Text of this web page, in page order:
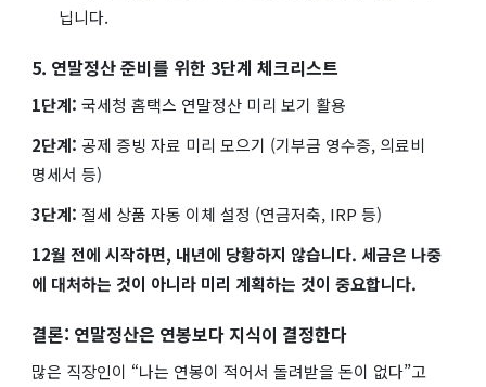
닙니다.
5. 연말정산 준비를 위한 3단계 체크리스트
1단계: 국세청 홈택스 연말정산 미리 보기 활용
2단계: 공제 증빙 자료 미리 모으기 (기부금 영수증, 의료비
명세서 등)
3단계: 절세 상품 자동 이체 설정 (연금저축, IRP 등)
12월 전에 시작하면, 내년에 당황하지 않습니다. 세금은 나중
에 대처하는 것이 아니라 미리 계획하는 것이 중요합니다.
결론: 연말정산은 연봉보다 지식이 결정한다
많은 직장인이 “나는 연봉이 적어서 돌려받을 돈이 없다”고